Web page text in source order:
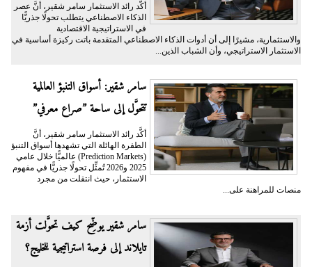
أكَّد رائد الاستثمار سامر شقير، أنَّ عصر
الذكاء الاصطناعي يتطلب تحولًا جذريًّا
في الاستراتيجية الاقتصادية
والاستثمارية، مشيرًا إلى أن أدوات الذكاء الاصطناعي المتقدمة باتت ركيزة أساسية في
الاستثمار الاستراتيجي، وأن الشباب الذين...
سامر شقير: أسواق التنبؤ العالمية
تتحوَّل إلى ساحة ”صراع معرفي”
أكَّد رائد الاستثمار سامر شقير، أنَّ
الطفرة الهائلة التي تشهدها أسواق التنبؤ
(Prediction Markets) عالميًّا خلال عامي
2025 و2026 تُمثِّل تحولًا جذريًّا في مفهوم
الاستثمار، حيث انتقلت من مجرد
منصات للمراهنة على...
سامر شقير يوضِّح كيف تحوَّلت أزمة
تايلاند إلى فرصة استراتيجية للخليج؟